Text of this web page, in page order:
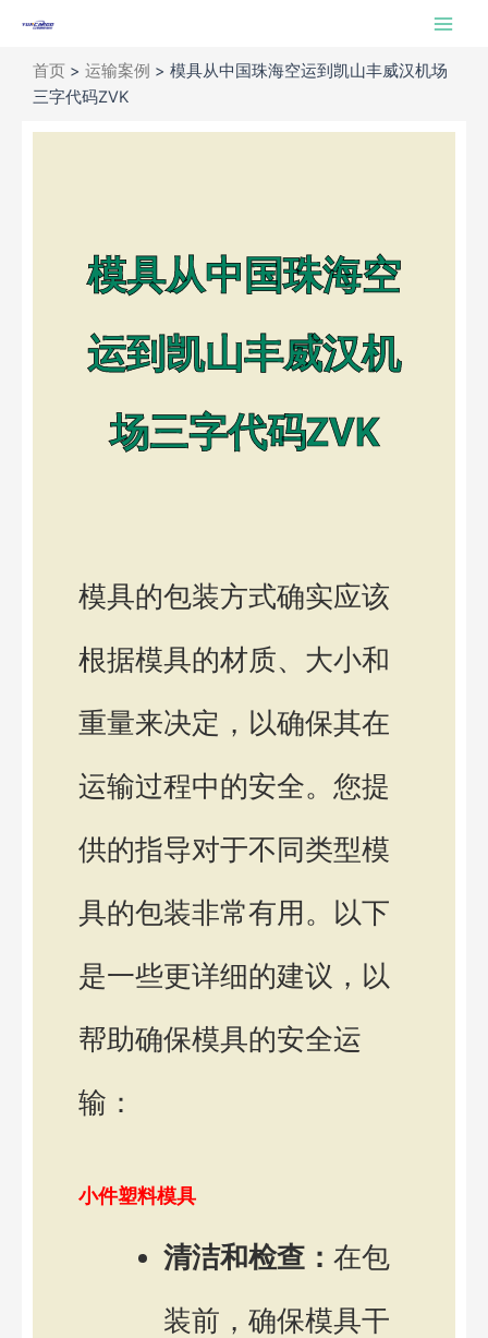
Main
首页 > 运输案例 > 模具从中国珠海空运到凯山丰威汉机场
三字代码ZVK
模具从中国珠海空
运到凯山丰威汉机
场三字代码ZVK
模具的包装方式确实应该
根据模具的材质、大小和
重量来决定，以确保其在
运输过程中的安全。您提
供的指导对于不同类型模
具的包装非常有用。以下
是一些更详细的建议，以
帮助确保模具的安全运
输：
小件塑料模具
清洁和检查： 在包
装前，确保模具干